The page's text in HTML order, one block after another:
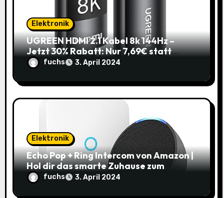
Elektronik
UGREEN HDMI 2.1 Kabel 8k 144Hz –
Jetzt 30% Rabatt: Nur 7,69€ statt
10,99€
fuchs 3. April 2024
Elektronik
Echo Pop + Ring Intercom von Amazon |
Hol dir das smarte Zuhause zum
Schnäppchenpreis!
fuchs 3. April 2024